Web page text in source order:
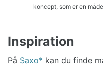
koncept, som er en
Inspiration
På Saxo
kan du finde